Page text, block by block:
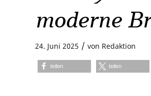
moderne
24. Juni 2025 / von Redaktion
teilen teilen